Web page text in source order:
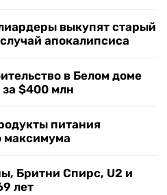
выкупят старый
апокалипсиса
в Белом доме
за $400 млн
питания
максимума
Бритни Спирс, U2 и
лет